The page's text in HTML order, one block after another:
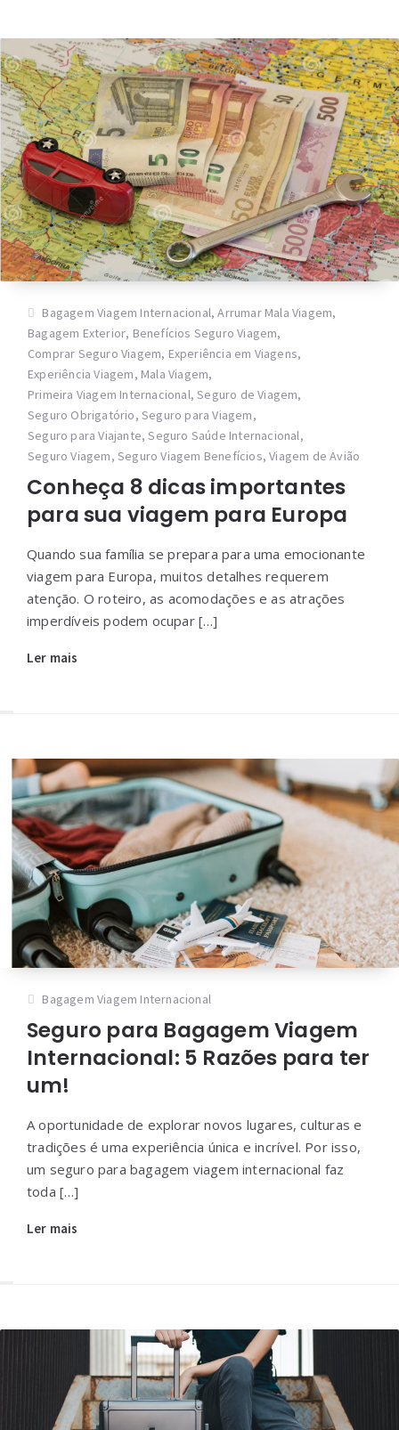
Bagagem Viagem Internacional,Arrumar Mala Viagem,
Bagagem Exterior, Benefícios Seguro Viagem,
Comprar Seguro Viagem, Experiência em Viagens,
Experiência Viagem, Mala Viagem,
Primeira Viagem Internacional,Seguro de Viagem,
Seguro Obrigatório,Seguro para Viagem,
Seguro para Viajante,Seguro Saúde Internacional,
Seguro Viagem,Seguro Viagem Benefícios,Viagem de Avião
Conheça 8 dicas importantes
para sua viagem para Europa
Quando sua família se prepara para uma emocionante
viagem para Europa, muitos detalhes requerem
atenção. O roteiro, as acomodações e as atrações
imperdíveis podem ocupar […]
Ler mais
Bagagem Viagem Internacional
Seguro para Bagagem Viagem
Internacional: 5 Razões para ter
um!
A oportunidade de explorar novos lugares, culturas e
tradições é uma experiência única e incrível. Por isso,
um seguro para bagagem viagem internacional faz
toda […]
Ler mais